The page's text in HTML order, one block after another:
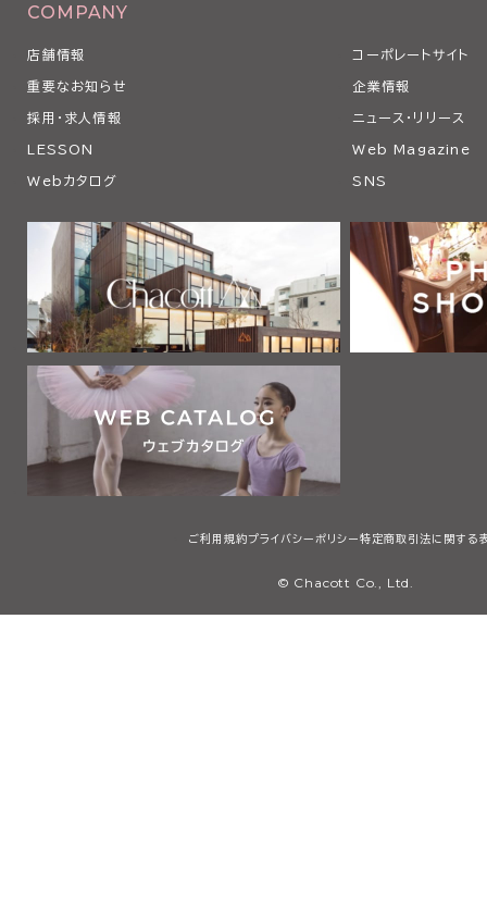
COMPANY
店舗情報 コーポレートサイト
重要なお知らせ 企業情報
採用・求人情報 ニュース・リリース
LESSON Web Magazine
Webカタログ SNS
ご利用規約プライバシーポリシー 特定商取引法に関する
© Chacott Co., Ltd.